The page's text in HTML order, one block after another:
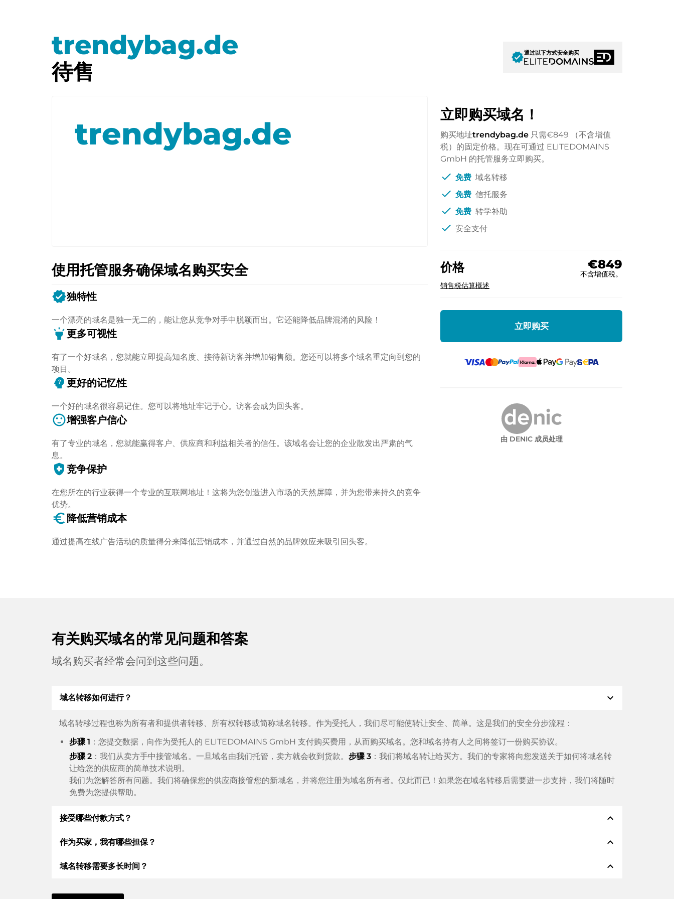
trendybag.de
待售
verified通过以下方式安全购买
trendybag.de
立即购买域名！
购买地址trendybag.de 只需€849
（不含增值
税）的固定价格。现在可通过 ELITEDOMAINS
GmbH 的托管服务立即购买。
check 免费 域名转移
check 免费 信托服务
check 免费 转学补助
check 安全支付
价格 €849
不含增值税。
销售税估算概述
立即购买
由 DENIC 成员处理
使用托管服务确保域名购买安全
verified独特性
一个漂亮的域名是独一无二的，能让您从竞争对手中脱颖而出。它还能降低品牌混淆的风险！
highlight更多可视性
有了一个好域名，您就能立即提高知名度、接待新访客并增加销售额。您还可以将多个域名重定向到您的
项目。
psychology_alt 更好的记忆性
一个好的域名很容易记住。您可以将地址牢记于心。访客会成为回头客。
sentiment_satisfied增强客户信心
有了专业的域名，您就能赢得客户、供应商和利益相关者的信任。该域名会让您的企业散发出严肃的气
息。
health_and_safety 竞争保护
在您所在的行业获得一个专业的互联网地址！这将为您创造进入市场的天然屏障，并为您带来持久的竞争
优势。
euro_symbol 降低营销成本
通过提高在线广告活动的质量得分来降低营销成本，并通过自然的品牌效应来吸引回头客。
有关购买域名的常见问题和答案
域名购买者经常会问到这些问题。
域名转移如何进行？ expand_more
域名转移过程也称为所有者和提供者转移、所有权转移或简称域名转移。作为受托人，我们尽可能使转让安全、简单。这是我们的安全分步流程：
步骤 1 ：您提交数据，向作为受托人的 ELITEDOMAINS GmbH 支付购买费用，从而购买域名。您和域名持有人之间将签订一份购买协议。
步骤 2 ：我们从卖方手中接管域名。一旦域名由我们托管，卖方就会收到货款。 步骤 3 ：我们将域名转让给买方。我们的专家将向您发送关于如何将域名转
让给您的供应商的简单技术说明。
我们为您解答所有问题。我们将确保您的供应商接管您的新域名，并将您注册为域名所有者。仅此而已！如果您在域名转移后需要进一步支持，我们将随时
免费为您提供帮助。
接受哪些付款方式？ expand_less
我们使用 SEPA 作为预付费，并使用 STRIPE 作为支付服务提供商，以提供可用的支付方式，例如：信用卡、PayPal、Klarna、ApplePay、GooglePay、
作为买家，我有哪些担保？ expand_less
作为买方，我们始终向您保证以下证券。这就是我们的名称所代表的意义n:
域名转移需要多长时间？ expand_less
域名转移到新的提供商是通过自动程序实时进行的。只要您及时采取行动，并且您的供应商没有任何问题，一切都会在几分钟内完成。